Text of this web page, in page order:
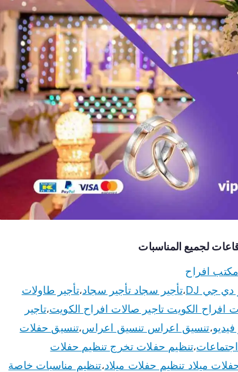
مكتب افراح
،تأجير سجاد تأجير سجاد،تأجير طاولات
افراح الكويت تاجير صالات افراح الكويت،تاجير
،تنسيق اعراس تنسيق اعراس،تنسيق حفلات
،تنظيم حفلات تخرج تنظيم حفلات
ميلاد تنظيم حفلات ميلاد،تنظيم مناسبات خاصة